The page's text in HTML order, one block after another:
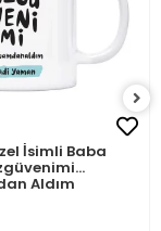
İsimli Baba
Aldım